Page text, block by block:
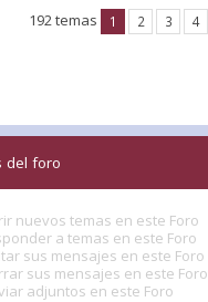
192 temas 1 2 3 4
del foro
nuevos temas en este Foro
a temas en este Foro
sus mensajes en este Foro
sus mensajes en este Foro
adjuntos en este Foro